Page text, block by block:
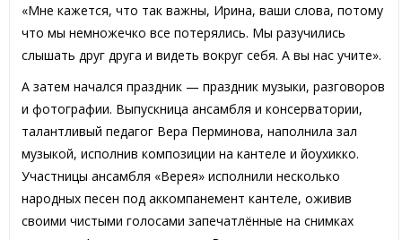
«Мне кажется, что так важны, Ирина, ваши слова, потому
что мы немножечко все потерялись. Мы разучились
слышать друг друга и видеть вокруг себя. А вы нас учите».
А затем начался праздник — праздник музыки, разговоров
и фотографии. Выпускница ансамбля и консерватории,
талантливый педагог Вера Перминова, наполнила зал
музыкой, исполнив композиции на кантеле и йоухикко.
Участницы ансамбля «Верея» исполнили несколько
народных песен под аккомпанемент кантеле, оживив
своими чистыми голосами запечатлённые на снимках